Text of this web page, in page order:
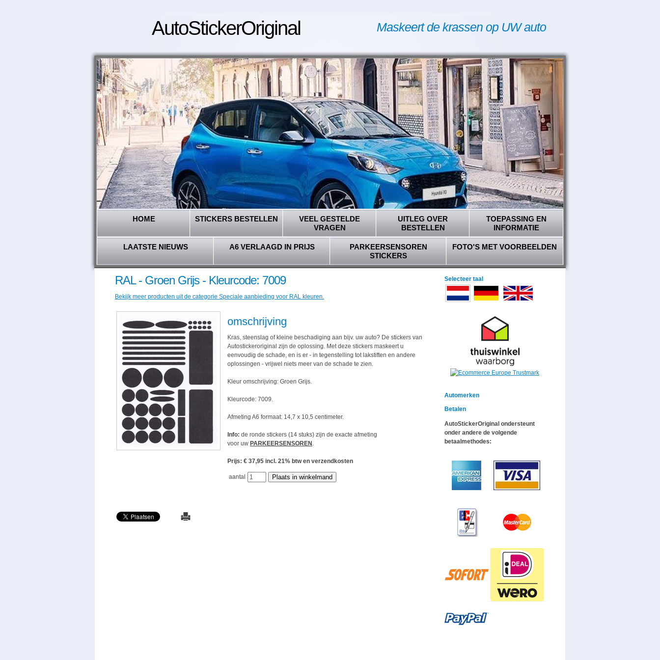
AutoStickerOriginal Maskeert de krassen op UW auto
HOME STICKERS BESTELLEN
VEEL GESTELDE
VRAGEN
UITLEG OVER
BESTELLEN
TOEPASSING EN
INFORMATIE
LAATSTE NIEUWS A6 VERLAAGD IN PRIJS
PARKEERSENSOREN
STICKERS
FOTO'S MET VOORBEELDEN
RAL - Groen Grijs - Kleurcode: 7009
Bekijk meer producten uit de categorie Speciale aanbieding voor RAL kleuren.
omschrijving
Kras, steenslag of kleine beschadiging aan bijv. uw auto? De stickers van
Autostickeroriginal zijn de oplossing. Met deze stickers maskeert u
eenvoudig de schade, en is er - in tegenstelling tot lakstiften en andere
oplossingen - vrijwel niets meer van de schade te zien.
Kleur omschrijving: Groen Grijs.
Kleurcode: 7009.
Afmeting A6 formaat: 14,7 x 10,5 centimeter.
Info: de ronde stickers (14 stuks) zijn de exacte afmeting
voor uw PARKEERSENSOREN .
Prijs: € 37,95 incl. 21% btw en verzendkosten
aantal
Selecteer taal
Automerken
Betalen
AutoStickerOriginal ondersteunt
onder andere de volgende
betaalmethodes: